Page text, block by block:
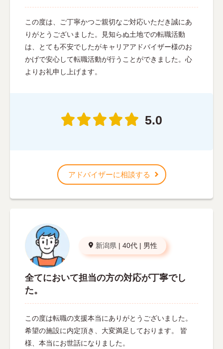
この度は、ご丁寧かつご親切なご対応いただき誠にあ
りがとうございました。見知らぬ土地での転職活動
は、とても不安でしたがキャリアアドバイザー様のお
かげで安心して転職活動が行うことができました。心
よりお礼申し上げます。
5.0
アドバイザーに相談する
新潟県 | 40代 | 男性
全てにおいて担当の方の対応が丁寧でし
た。
この度は転職の支援本当にありがとうございました。
希望の施設に内定頂き、大変満足しております。 皆
様、本当にお世話になりました。